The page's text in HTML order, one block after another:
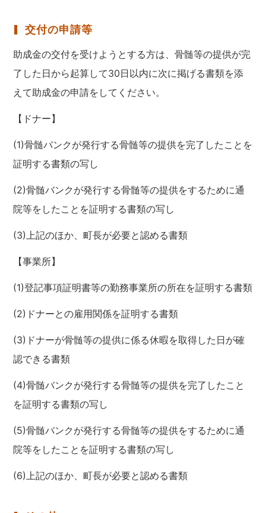
交付の申請等
助成金の交付を受けようとする方は、骨髄等の提供が完
了した日から起算して30日以内に次に掲げる書類を添
えて助成金の申請をしてください。
【ドナー】
(1)骨髄バンクが発行する骨髄等の提供を完了したことを
証明する書類の写し
(2)骨髄バンクが発行する骨髄等の提供をするために通
院等をしたことを証明する書類の写し
(3)上記のほか、町長が必要と認める書類
【事業所】
(1)登記事項証明書等の勤務事業所の所在を証明する書類
(2)ドナーとの雇用関係を証明する書類
(3)ドナーが骨髄等の提供に係る休暇を取得した日が確
認できる書類
(4)骨髄バンクが発行する骨髄等の提供を完了したこと
を証明する書類の写し
(5)骨髄バンクが発行する骨髄等の提供をするために通
院等をしたことを証明する書類の写し
(6)上記のほか、町長が必要と認める書類